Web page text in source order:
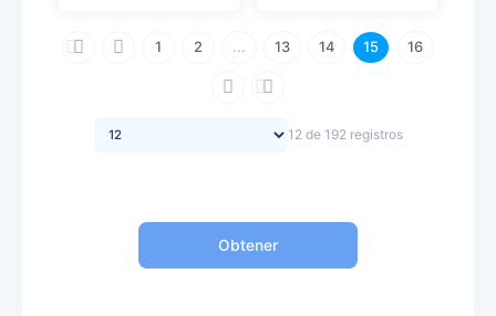
1 2 ... 13 14 15 16
12 de 192 registros
Obtener